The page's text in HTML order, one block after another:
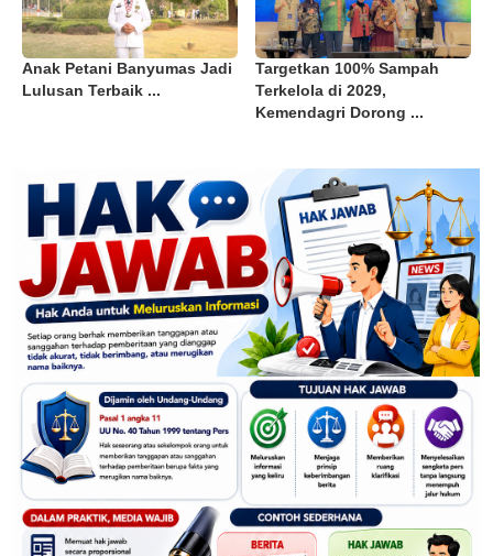
Anak Petani Banyumas Jadi
Lulusan Terbaik ...
Targetkan 100% Sampah
Terkelola di 2029,
Kemendagri Dorong ...